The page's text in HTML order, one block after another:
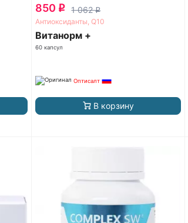
850 q 1 062q
Антиоксиданты, Q10
Витанорм +
60 капсул
Оптисалт
В корзину